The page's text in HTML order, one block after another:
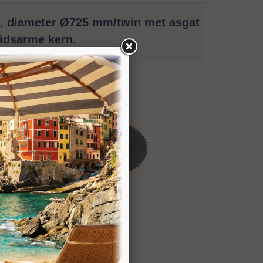
diameter Ø725 mm/twin met asgat
kern.
Ø60 mm en Donatoni aansluiting. Voorzien van
031162